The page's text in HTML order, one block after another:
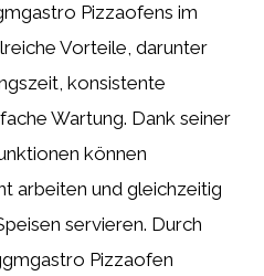
Pizzaofens im
Vorteile, darunter
konsistente
Wartung. Dank seiner
können
arbeiten und gleichzeitig
servieren. Durch
Pizzaofen